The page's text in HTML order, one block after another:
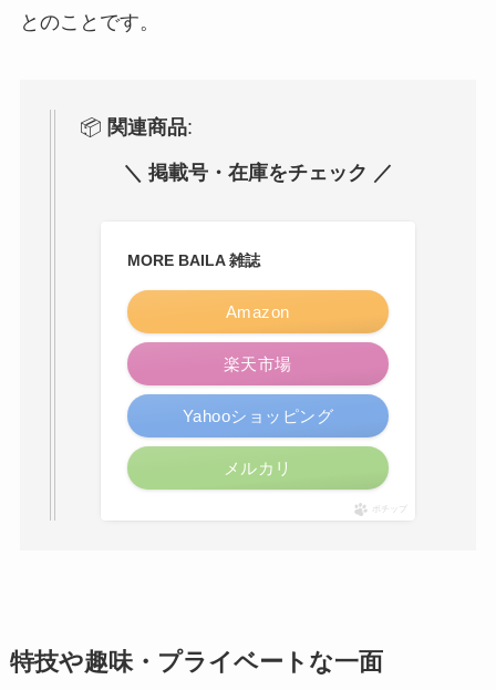
とのことです。
📦 関連商品:
＼ 掲載号・在庫をチェック ／
MORE BAILA 雑誌
Amazon
楽天市場
Yahooショッピング
メルカリ
ポチップ
特技や趣味・プライベートな一面